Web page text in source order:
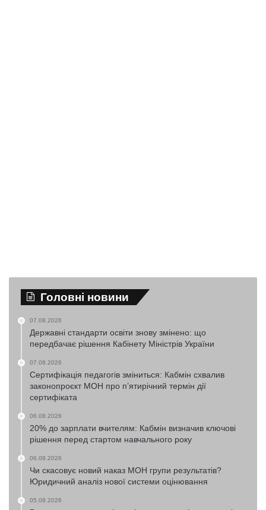
Головні новини
07.08.2026
Державні стандарти освіти знову змінено: що
передбачає рішення Кабінету Міністрів України
07.08.2026
Сертифікація педагогів зміниться: Кабмін схвалив
законопроєкт МОН про п’ятирічний термін дії
сертифіката
06.08.2026
20% до зарплати вчителям: Кабмін визначив ключові
рішення перед стартом навчального року
06.08.2026
Чи скасовує новий наказ МОН групи результатів?
Юридичний аналіз нової системи оцінювання
05.08.2026